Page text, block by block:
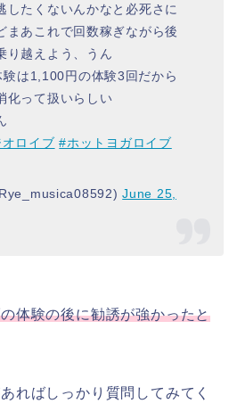
したくないんかなと必死さに
まあこれで回数稼ぎながら後
り越えよう、うん
は1,100円の体験3回だから
化って扱いらしい
ロイブ #ホットヨガロイブ
June 25,
体験の後に勧誘が強かったと
ればしっかり質問してみてく